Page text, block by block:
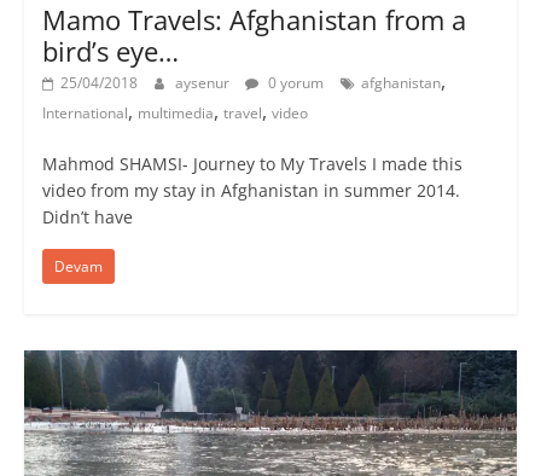
Mamo Travels: Afghanistan from a
bird’s eye…
25/04/2018 aysenur 0 yorum afghanistan,
International, multimedia, travel, video
Mahmod SHAMSI- Journey to My Travels I made this
video from my stay in Afghanistan in summer 2014.
Didn’t have
Devam